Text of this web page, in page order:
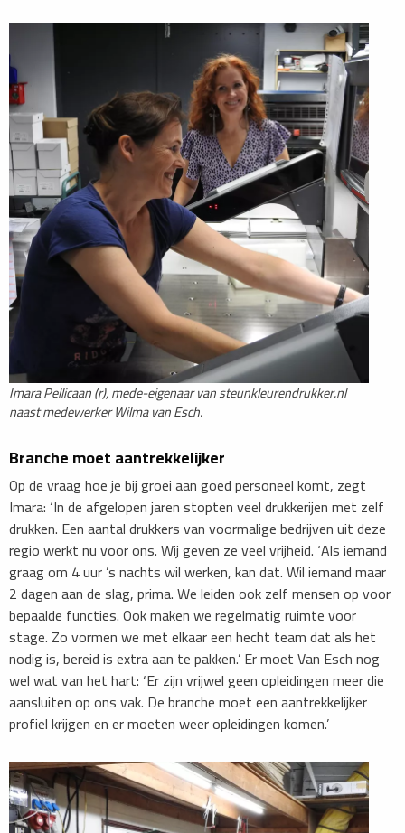
Imara Pellicaan (r), mede-eigenaar van steunkleurendrukker.nl
naast medewerker Wilma van Esch.
Branche moet aantrekkelijker
Op de vraag hoe je bij groei aan goed personeel komt, zegt
Imara: ‘In de afgelopen jaren stopten veel drukkerijen met zelf
drukken. Een aantal drukkers van voormalige bedrijven uit deze
regio werkt nu voor ons. Wij geven ze veel vrijheid. ‘Als iemand
graag om 4 uur ’s nachts wil werken, kan dat. Wil iemand maar
2 dagen aan de slag, prima. We leiden ook zelf mensen op voor
bepaalde functies. Ook maken we regelmatig ruimte voor
stage. Zo vormen we met elkaar een hecht team dat als het
nodig is, bereid is extra aan te pakken.’ Er moet Van Esch nog
wel wat van het hart: ‘Er zijn vrijwel geen opleidingen meer die
aansluiten op ons vak. De branche moet een aantrekkelijker
profiel krijgen en er moeten weer opleidingen komen.’